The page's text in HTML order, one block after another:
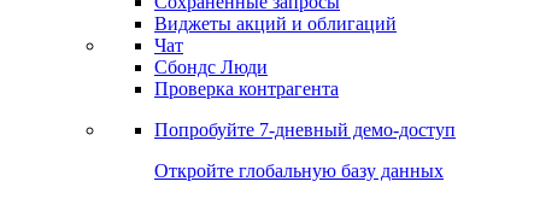
Виджеты акций и облигаций
Чат
Сбондс Люди
Проверка контрагента
Попробуйте 7-дневный демо-доступ
Откройте глобальную базу данных